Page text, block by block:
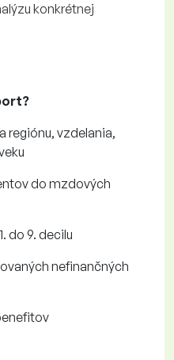
konkrétnej
regiónu, vzdelania,
do mzdových
do 9. decilu
nefinančných